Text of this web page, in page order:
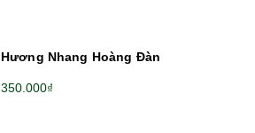
Hương Nhang Hoàng Đàn
350.000₫